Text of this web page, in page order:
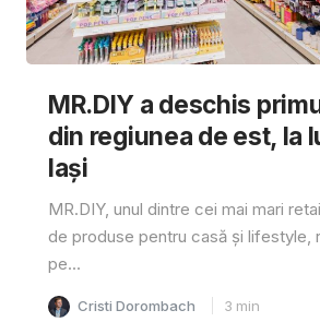
MR.DIY a deschis
din regiunea de est, la
Iași
MR.DIY, unul dintre cei mai mari
de produse pentru casă și lifestyle,
pe...
Cristi Dorombach 3 min